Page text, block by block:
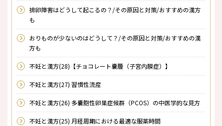
排卵障害はどうして起こるの？/その原因と対策/おすすめの漢方
も
おりものが少ないのはどうして？/その原因と対策/おすすめの漢
方も
不妊と漢方(28)【チョコレート嚢腫（子宮内膜症）】
不妊と漢方(27) 習慣性流産
不妊と漢方(26) 多嚢胞性卵巣症候群（PCOS）の中医学的な見方
不妊と漢方(25) 月経周期における最適な服薬時間